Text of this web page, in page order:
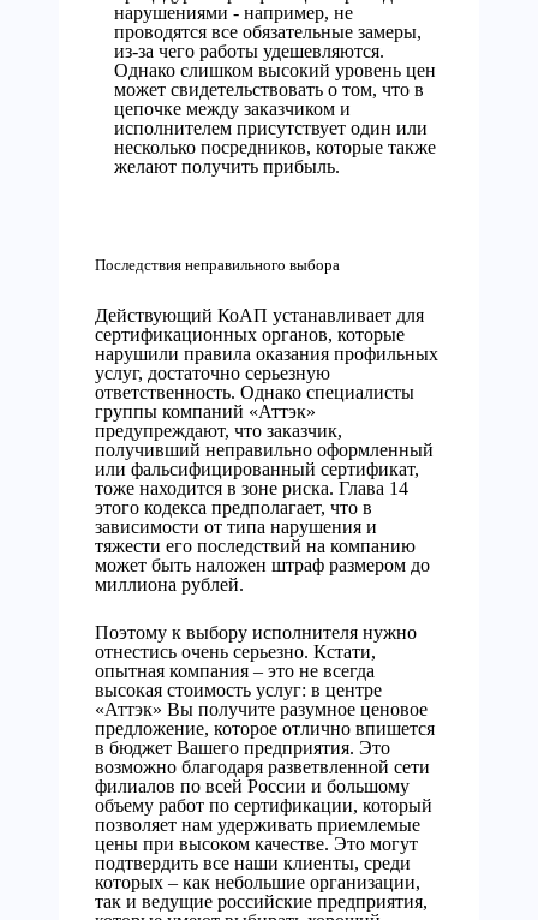
нарушениями - например, не
проводятся все обязательные замеры,
из-за чего работы удешевляются.
Однако слишком высокий уровень цен
может свидетельствовать о том, что в
цепочке между заказчиком и
исполнителем присутствует один или
несколько посредников, которые также
желают получить прибыль.
Последствия неправильного выбора
Действующий КоАП устанавливает для
сертификационных органов, которые
нарушили правила оказания профильных
услуг, достаточно серьезную
ответственность. Однако специалисты
группы компаний «Аттэк»
предупреждают, что заказчик,
получивший неправильно оформленный
или фальсифицированный сертификат,
тоже находится в зоне риска. Глава 14
этого кодекса предполагает, что в
зависимости от типа нарушения и
тяжести его последствий на компанию
может быть наложен штраф размером до
миллиона рублей.
Поэтому к выбору исполнителя нужно
отнестись очень серьезно. Кстати,
опытная компания – это не всегда
высокая стоимость услуг: в центре
«Аттэк» Вы получите разумное ценовое
предложение, которое отлично впишется
в бюджет Вашего предприятия. Это
возможно благодаря разветвленной сети
филиалов по всей России и большому
объему работ по сертификации, который
позволяет нам удерживать приемлемые
цены при высоком качестве. Это могут
подтвердить все наши клиенты, среди
которых – как небольшие организации,
так и ведущие российские предприятия,